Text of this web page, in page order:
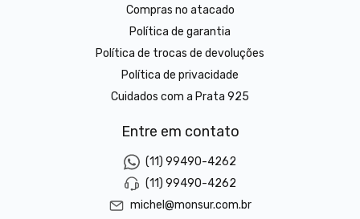
Compras no atacado
Política de garantia
Política de trocas de devoluções
Política de privacidade
Cuidados com a Prata 925
Entre em contato
(11) 99490-4262
(11) 99490-4262
michel@monsur.com.br